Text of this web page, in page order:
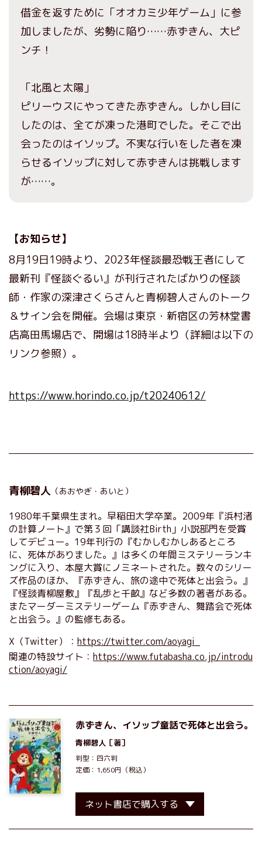
借金を返すために「オオカミ少年ゲーム」に参
加しましたが、劣勢に陥り……赤ずきん、大ピ
ンチ！
「北風と太陽」
ピリーウスにやってきた赤ずきん。しかし目に
したのは、全てが凍った港町でした。そこで出
会ったのはイソップ。不実な行いをした者を凍
らせるイソップに対して赤ずきんは挑戦します
が……。
【お知らせ】
8月19日19時より、2023年怪談最恐戦王者にして
最新刊『怪談ぐるい』が刊行されたばかりの怪談
師・作家の深津さくらさんと青柳碧人さんのトーク
＆サイン会を開催。会場は東京・新宿区の芳林堂書
店高田馬場店で、開場は18時半より（詳細は以下の
リンク参照）。
https://www.horindo.co.jp/t20240612/
青柳碧人 （あおやぎ・あいと）
1980年千葉県生まれ。早稲田大学卒業。2009年『浜村渚
の計算ノート』で第３回「講談社Birth」小説部門を受賞
してデビュー。19年刊行の『むかしむかしあるところ
に、死体がありました。』は多くの年間ミステリーランキ
ングに入り、本屋大賞にノミネートされた。数々のシリー
ズ作品のほか、『赤ずきん、旅の途中で死体と出会う。』
『怪談青柳屋敷』『乱歩と千畝』など多数の著者がある。
またマーダーミステリーゲーム『赤ずきん、舞踏会で死体
と出会う。』の監修もある。
X（Twitter）： https://twitter.com/aoyagi_
関連の特設サイト： https://www.futabasha.co.jp/introdu
ction/aoyagi/
赤ずきん、イソップ童話で死体と出会う。
青柳碧人 ［著］
判型：四六判
定価：1,650円（税込）
ネット書店で購入する